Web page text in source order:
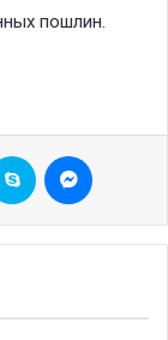
пошлин.
Skype